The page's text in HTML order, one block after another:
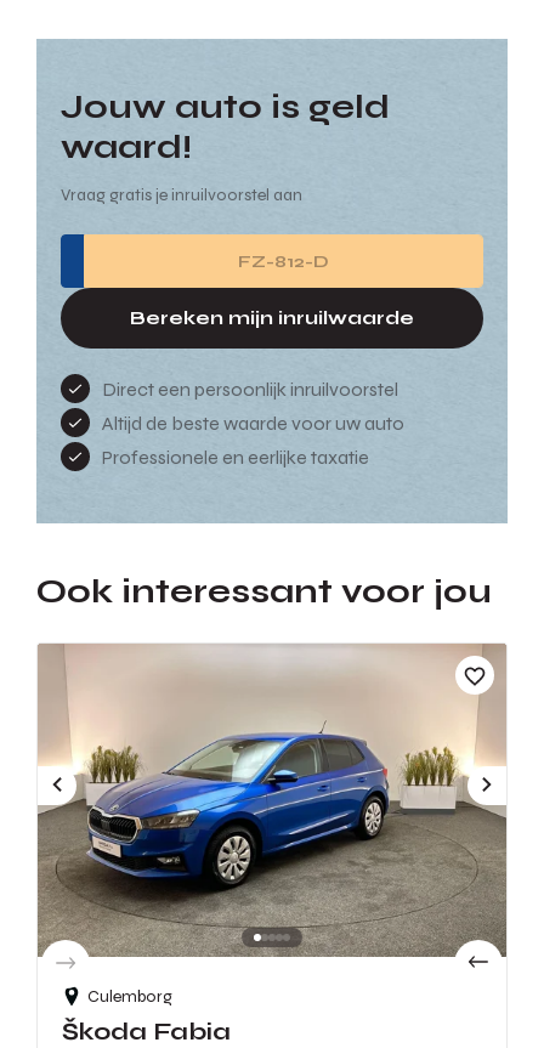
Jouw auto is geld
waard!
Vraag gratis je inruilvoorstel aan
Bereken mijn inruilwaarde
Direct een persoonlijk inruilvoorstel
Altijd de beste waarde voor uw auto
Professionele en eerlijke taxatie
Ook interessant voor jou
Culemborg
Škoda Fabia